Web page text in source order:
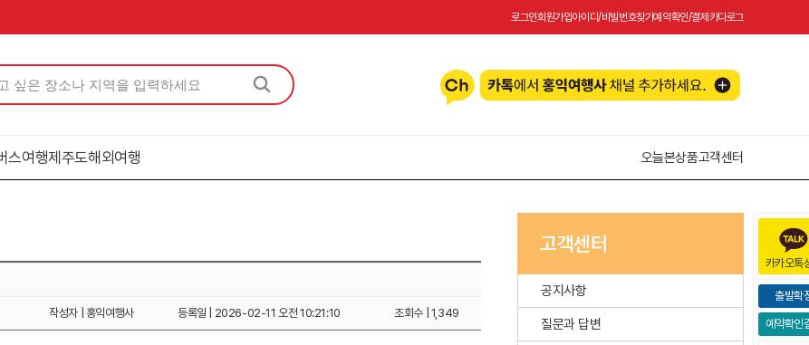
로그인회원가입아이디/비빌번호찾기예약확인/결제 카다로그
스여행제주도해외여행 오늘본상품고객센터
카카오톡
출발확
예약확인
작성자 | 홍익여행사 등록일 | 2026-02-11 오전 10:21:10 조회수 | 1,349
고객센터
공지사항
질문과 답변